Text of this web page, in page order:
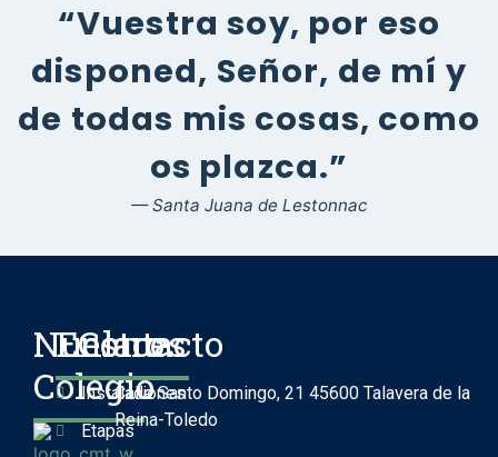
“Vuestra soy, por eso
disponed, Señor, de mí y
de todas mis cosas, como
os plazca.”
— Santa Juana de Lestonnac
Nuestro
Colegio
Enlaces
Instalaciones
Etapas
Contacto
Calle Santo Domingo, 21 45600 Talavera de la
Reina-Toledo